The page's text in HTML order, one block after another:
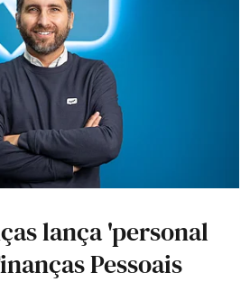
lança 'personal
Pessoais